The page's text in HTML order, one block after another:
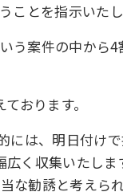
とを指示いたし
う案件の中から
おります。
には、明日付け
く収集いたしま
な勧誘と考えら